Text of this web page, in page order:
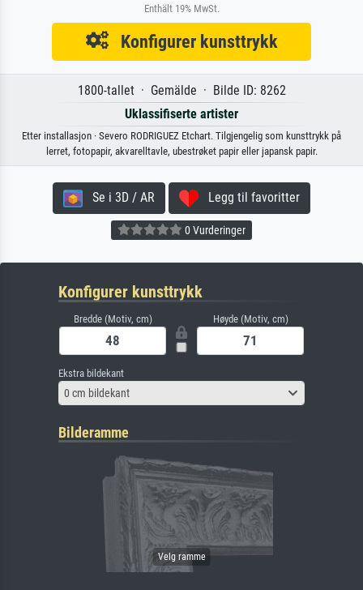
Enthält 19% MwSt.
Konfigurer kunsttrykk
1800-tallet · Gemälde · Bilde ID: 8262
Uklassifiserte artister
Etter installasjon · Severo RODRIGUEZ Etchart. Tilgjengelig som kunsttrykk på
lerret, fotopapir, akvarelltavle, ubestrøket papir eller japansk papir.
Se i 3D / AR Legg til favoritter
0 Vurderinger
Konfigurer kunsttrykk
Bredde (Motiv, cm) Høyde (Motiv, cm)
Ekstra bildekant
0 cm bildekant
Bilderamme